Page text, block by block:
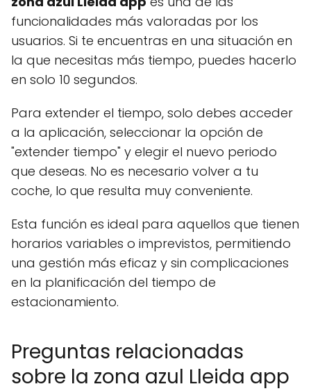
funcionalidades más valoradas por los
usuarios. Si te encuentras en una situación en
la que necesitas más tiempo, puedes hacerlo
en solo 10 segundos.
Para extender el tiempo, solo debes acceder
a la aplicación, seleccionar la opción de
"extender tiempo" y elegir el nuevo periodo
que deseas. No es necesario volver a tu
coche, lo que resulta muy conveniente.
Esta función es ideal para aquellos que tienen
horarios variables o imprevistos, permitiendo
una gestión más eficaz y sin complicaciones
en la planificación del tiempo de
estacionamiento.
Preguntas relacionadas
sobre la zona azul Lleida app